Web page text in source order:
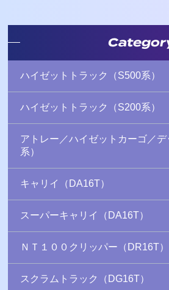
ハイゼットトラック（S500系）
ハイゼットトラック（S200系）
アトレー／ハイゼットカーゴ／
系）
キャリイ（DA16T）
スーパーキャリイ（DA16T）
ＮＴ１００クリッパー（DR16T）
スクラムトラック（DG16T）